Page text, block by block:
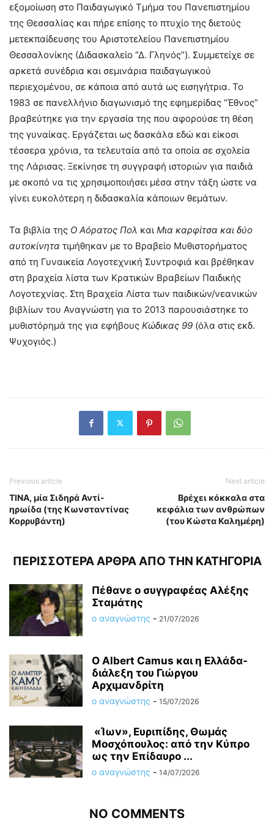
εξομοίωση στο Παιδαγωγικό Τμήμα του Πανεπιστημίου
της Θεσσαλίας και πήρε επίσης το πτυχίο της διετούς
μετεκπαίδευσης του Αριστοτελείου Πανεπιστημίου
Θεσσαλονίκης (Διδασκαλείο “Δ. Γληνός”). Συμμετείχε σε
αρκετά συνέδρια και σεμινάρια παιδαγωγικού
περιεχομένου, σε κάποια από αυτά ως εισηγήτρια. Το
1983 σε πανελλήνιο διαγωνισμό της εφημερίδας “Έθνος”
βραβεύτηκε για την εργασία της που αφορούσε τη θέση
της γυναίκας. Εργάζεται ως δασκάλα εδώ και είκοσι
τέσσερα χρόνια, τα τελευταία από τα οποία σε σχολεία
της Λάρισας. Ξεκίνησε τη συγγραφή ιστοριών για παιδιά
με σκοπό να τις χρησιμοποιήσει μέσα στην τάξη ώστε να
γίνει ευκολότερη η διδασκαλία κάποιων θεμάτων.
Τα βιβλία της Ο Αόρατος Πολ και Μια καρφίτσα και δύο
αυτοκίνητα τιμήθηκαν με το Βραβείο Μυθιστορήματος
από τη Γυναικεία Λογοτεχνική Συντροφιά και βρέθηκαν
στη βραχεία λίστα των Κρατικών Βραβείων Παιδικής
Λογοτεχνίας. Στη Βραχεία Λίστα των παιδικών/νεανικών
βιβλίων του Αναγνώστη για το 2013 παρουσιάστηκε το
μυθιστόρημά της για εφήβους Κώδικας 99 (όλα στις εκδ.
Ψυχογιός.)
Previous article
ΤΙΝΑ, μία Σιδηρά Αντί-
ηρωίδα (της Κωνσταντίνας
Κορρυβάντη)
Next article
Βρέχει κόκκαλα στα
κεφάλια των ανθρώπων
(του Κώστα Καλημέρη)
ΠΕΡΙΣΣΟΤΕΡΑ ΑΡΘΡΑ ΑΠΟ ΤΗΝ ΚΑΤΗΓΟΡΙΑ
Πέθανε ο συγγραφέας Αλέξης
Σταμάτης
ο αναγνώστης - 21/07/2026
O Albert Camus και η Ελλάδα-
διάλεξη του Γιώργου
Αρχιμανδρίτη
ο αναγνώστης - 15/07/2026
«Ίων», Ευριπίδης, Θωμάς
Μοσχόπουλος: από την Κύπρο
ως την Επίδαυρο ...
ο αναγνώστης - 14/07/2026
NO COMMENTS